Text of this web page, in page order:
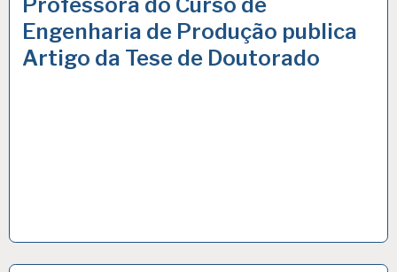
Engenharia de Produção publica
Artigo da Tese de Doutorado